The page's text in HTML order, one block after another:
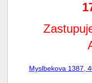
Myslbekova 1387,